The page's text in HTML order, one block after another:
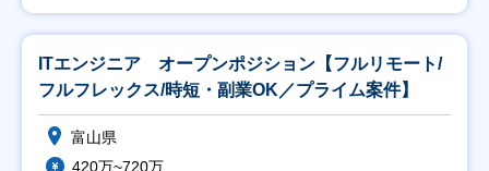
ITエンジニア オープンポジション【フルリモート/
フルフレックス/時短・副業OK／プライム案件】
富山県
420万~720万